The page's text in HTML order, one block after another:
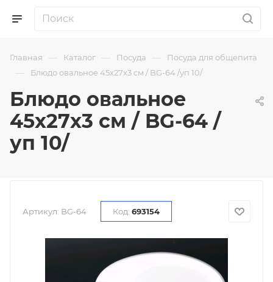
Главная — Каталог — Посуда — Посуда для общепита
— Блюдо овальное 45х27х3 см / BG-64 /уп 10/
Блюдо овальное
45х27х3 см / BG-64 /
уп 10/
Артикул: BG-64 Код: 693154